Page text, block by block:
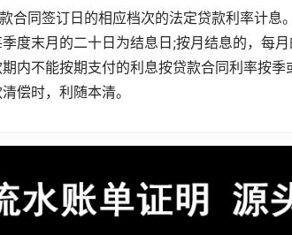
合同签订日的相应档次的法定贷款利率计息
度末月的二十日为结息日;按月结息的，每
内不能按期支付的利息按贷款合同利率按季
偿时，利随本清。